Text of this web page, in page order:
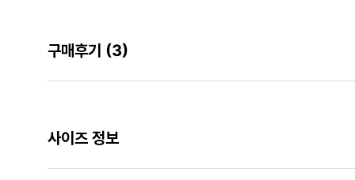
구매후기 (3)
사이즈 정보